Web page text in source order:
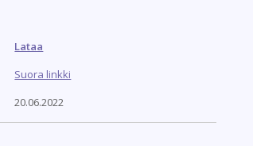
Lataa
Suora linkki
20.06.2022